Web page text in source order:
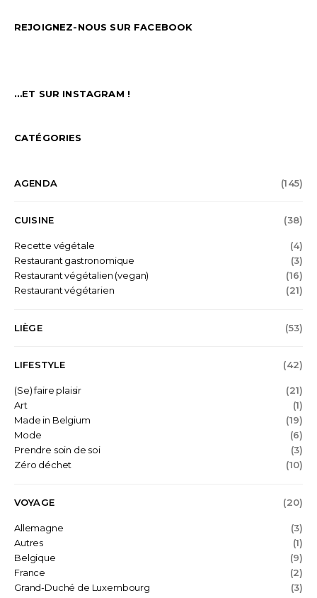
REJOIGNEZ-NOUS SUR FACEBOOK
…ET SUR INSTAGRAM !
CATÉGORIES
AGENDA (145)
CUISINE (38)
Recette végétale
(4)
Restaurant gastronomique
(3)
Restaurant végétalien (vegan)
(16)
Restaurant végétarien
(21)
LIÈGE (53)
LIFESTYLE (42)
(Se) faire plaisir
(21)
Art
(1)
Made in Belgium
(19)
Mode
(6)
Prendre soin de soi
(3)
Zéro déchet
(10)
VOYAGE (20)
Allemagne
(3)
Autres
(1)
Belgique
(9)
France
(2)
Grand-Duché de Luxembourg
(3)